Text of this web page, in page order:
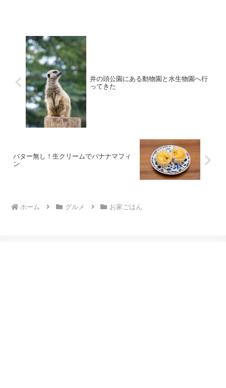
井の頭公園にある動物園と水生物園へ行
ってきた
バター無し！生クリームでバナナマフィ
ン
ホーム グルメ お家ごはん